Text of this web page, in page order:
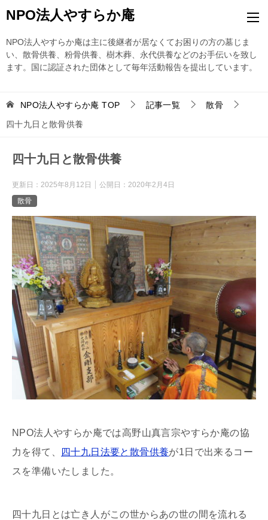
NPO法人やすらか庵
NPO法人やすらか庵は主に後継者が居なくてお困りの方の墓じま
い、散骨供養、粉骨供養、樹木葬、永代供養などのお手伝いを致し
ます。国に認証された団体として毎年活動報告を提出しています。
NPO法人やすらか庵 TOP 記事一覧
散骨
四十九日と散骨供養
四十九日と散骨供養
更新日： 2025年8月12日 公開日： 2020年2月4日
散骨
NPO法人やすらか庵では高野山真言宗やすらか庵の協
力を得て、
四十九日法要と散骨供養が1日で出来るコー
スを準備いたしました。
四十九日とは亡き人がこの世からあの世の間を流れる